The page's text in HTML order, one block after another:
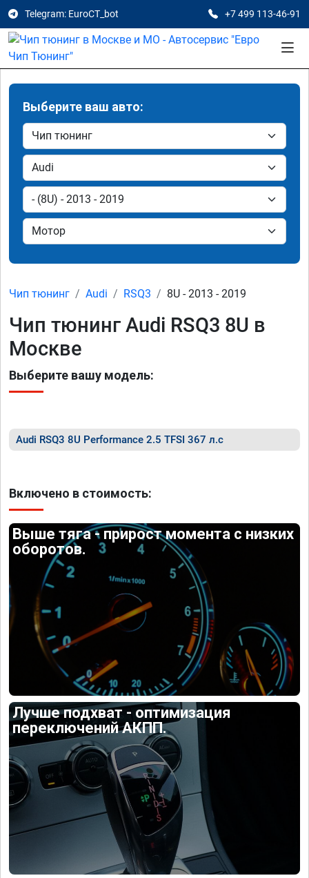
Telegram: EuroCT_bot +7 499 113-46-91
Выберите ваш авто:
Чип тюнинг Audi RSQ3 8U - 2013 - 2019
Чип тюнинг Audi RSQ3 8U в
Москве
Выберите вашу модель:
Audi RSQ3 8U Performance 2.5 TFSI 367 л.с
Включено в стоимость:
Выше тяга - прирост момента с низких
оборотов.
Лучше подхват - оптимизация
переключений АКПП.